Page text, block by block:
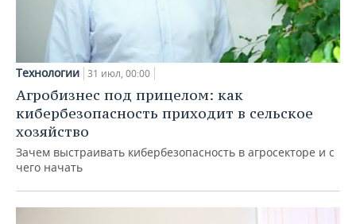
Технологии 31 июл, 00:00
Агробизнес под прицелом: как
кибербезопасность приходит в сельское
хозяйство
Зачем выстраивать кибербезопасность в агросекторе и с
чего начать